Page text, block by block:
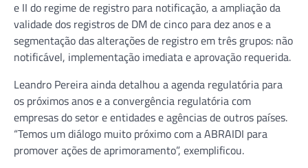
e II do regime de registro para notificação, a ampliação da
validade dos registros de DM de cinco para dez anos e a
segmentação das alterações de registro em três grupos: não
notificável, implementação imediata e aprovação requerida.
Leandro Pereira ainda detalhou a agenda regulatória para
os próximos anos e a convergência regulatória com
empresas do setor e entidades e agências de outros países.
“Temos um diálogo muito próximo com a ABRAIDI para
promover ações de aprimoramento”, exemplificou.